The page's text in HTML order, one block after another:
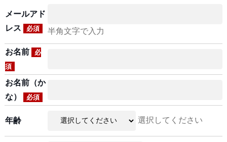
メールアド
レス
必須 半角文字で入力
お名前
必
須
お名前（か
な）
必須
年齢 選択してください